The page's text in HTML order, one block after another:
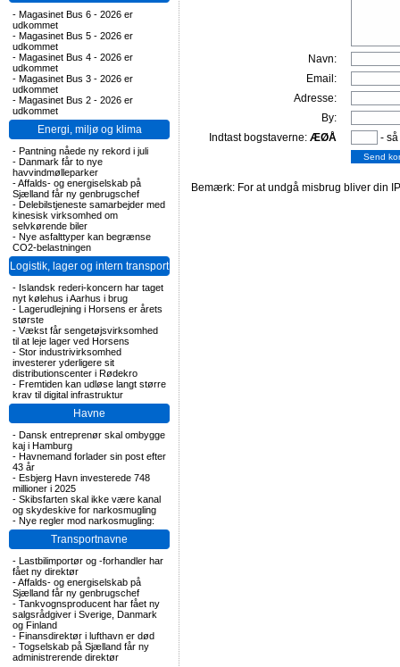
- Magasinet Bus 6 - 2026 er
udkommet
- Magasinet Bus 5 - 2026 er
udkommet
- Magasinet Bus 4 - 2026 er
udkommet
- Magasinet Bus 3 - 2026 er
udkommet
- Magasinet Bus 2 - 2026 er
udkommet
Energi, miljø og klima
- Pantning nåede ny rekord i juli
- Danmark får to nye
havvindmølleparker
-Affalds- og energiselskab på
Sjælland får ny genbrugschef
- Delebilstjeneste samarbejder med
kinesisk virksomhed om
selvkørende biler
- Nye asfalttyper kan begrænse
CO2-belastningen
Logistik, lager og intern transport
- Islandsk rederi-koncern har taget
nyt kølehus i Aarhus i brug
- Lagerudlejning i Horsens er årets
største
- Vækst får sengetøjsvirksomhed
til at leje lager ved Horsens
- Stor industrivirksomhed
investerer yderligere sit
distributionscenter i Rødekro
- Fremtiden kan udløse langt større
krav til digital infrastruktur
Havne
- Dansk entreprenør skal ombygge
kaj i Hamburg
- Havnemand forlader sin post efter
43 år
- Esbjerg Havn investerede 748
millioner i 2025
- Skibsfarten skal ikke være kanal
og skydeskive for narkosmugling
- Nye regler mod narkosmugling:
Transportnavne
- Lastbilimportør og -forhandler har
fået ny direktør
-Affalds- og energiselskab på
Sjælland får ny genbrugschef
- Tankvognsproducent har fået ny
salgsrådgiver i Sverige, Danmark
og Finland
- Finansdirektør i lufthavn er død
- Togselskab på Sjælland får ny
administrerende direktør
Navn:
Email:
Adresse:
By:
Indtast bogstaverne: ÆØÅ -
Bemærk: For at undgå misbrug bliver din